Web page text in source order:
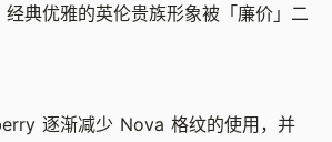
典优雅的英伦贵族形象被「廉价」二
逐渐减少 Nova 格纹的使用，并